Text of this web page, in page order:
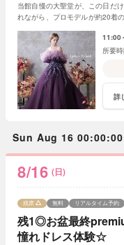
当館自慢の大聖堂が、この日だ
れながら、プロモデルが約20着
11:00
詳
Sun Aug 16 00:00:00
8/16 (日)
残1◎お盆最終
憧れドレス体験☆
残席 無料 リアルタイム予約